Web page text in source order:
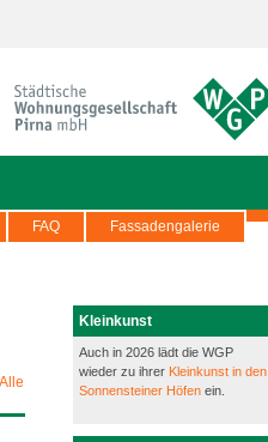
FAQ Fassadengalerie
Alle
Kleinkunst
Auch in 2026 lädt die WGP
wieder zu ihrer Kleinkunst in den
Sonnensteiner Höfen ein.